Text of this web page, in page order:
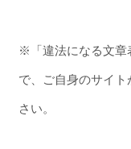
※「違法になる文章
で、ご自身のサイ
さい。